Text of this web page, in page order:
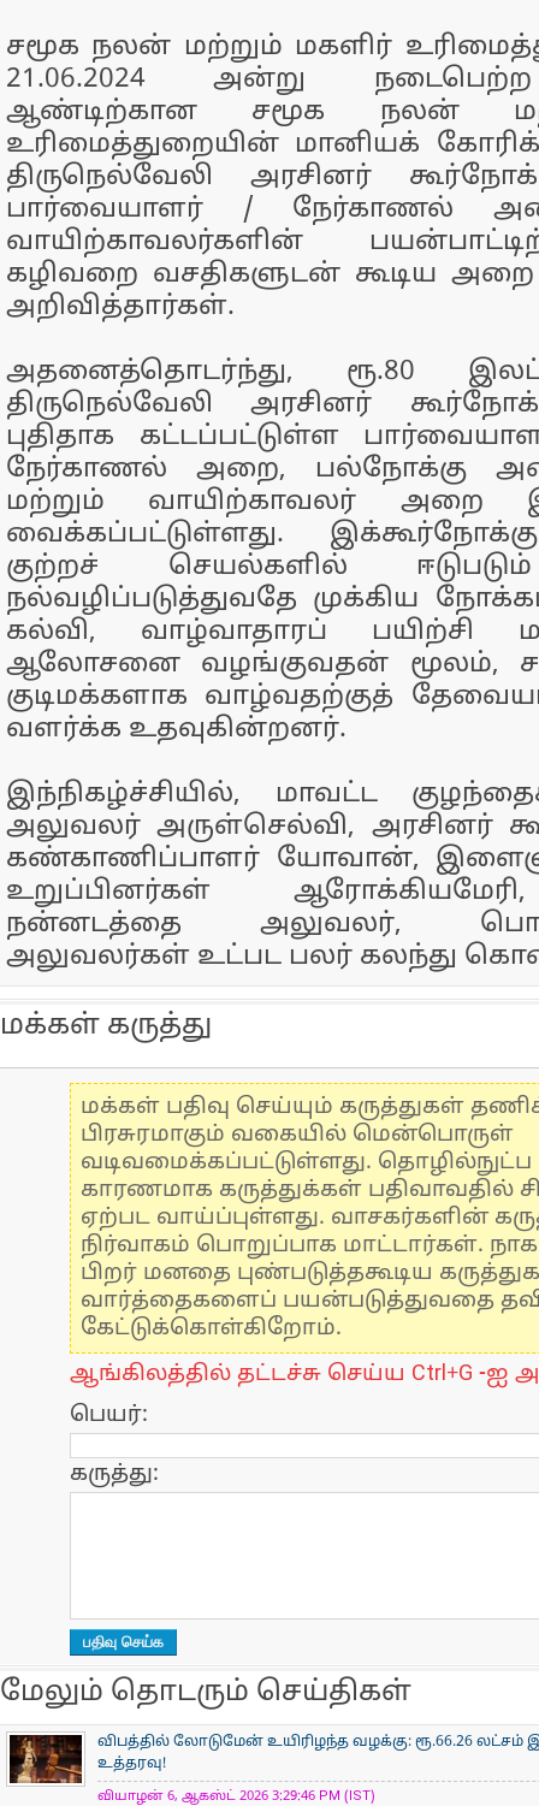
சமூக நலன் மற்றும் மகளிர்
21.06.2024 அன்று நடைபெற்ற
ஆண்டிற்கான சமூக நலன்
உரிமைத்துறையின் மானியக்
திருநெல்வேலி அரசினர்
பார்வையாளர் / நேர்காணல்
வாயிற்காவலர்களின்
கழிவறை வசதிகளுடன் கூடிய
அறிவித்தார்கள்.
அதனைத்தொடர்ந்து, ரூ.80
திருநெல்வேலி அரசினர்
புதிதாக கட்டப்பட்டுள்ள
நேர்காணல் அறை, பல்நோக்கு
மற்றும் வாயிற்காவலர் அறை
வைக்கப்பட்டுள்ளது.
குற்றச் செயல்களில்
நல்வழிப்படுத்துவதே முக்கிய
கல்வி, வாழ்வாதாரப் பயிற்சி
ஆலோசனை வழங்குவதன் மூலம்,
குடிமக்களாக வாழ்வதற்குத்
வளர்க்க உதவுகின்றனர்.
இந்நிகழ்ச்சியில், மாவட்ட
அலுவலர் அருள்செல்வி, அரசினர்
கண்காணிப்பாளர் யோவான், இளைஞர்
உறுப்பினர்கள் ஆரோக்கியமேரி,
நன்னடத்தை அலுவலர்,
அலுவலர்கள் உட்பட பலர் கலந்து
மக்கள் கருத்து
மக்கள் பதிவு செய்யும் கருத்துகள்
பிரசுரமாகும் வகையில் மென்பொருள்
வடிவமைக்கப்பட்டுள்ளது.
காரணமாக கருத்துக்கள் பதிவாவதில்
ஏற்பட வாய்ப்புள்ளது. வாசகர்களின்
நிர்வாகம் பொறுப்பாக மாட்டார்கள்.
பிறர் மனதை புண்படுத்தகூடிய
வார்த்தைகளைப் பயன்படுத்துவதை
கேட்டுக்கொள்கிறோம்.
ஆங்கிலத்தில் தட்டச்சு செய்ய Ctrl+G -ஐ
பெயர்:
கருத்து:
மேலும் தொடரும் செய்திகள்
விபத்தில் லோடுமேன் உயிரிழந்த வழக்கு: ரூ.66.26
உத்தரவு!
வியாழன் 6, ஆகஸ்ட் 2026 3:29:46 PM (IST)